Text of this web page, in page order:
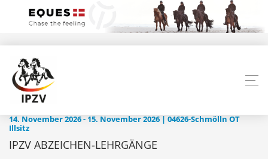
14. November 2026 - 15. November 2026 | 04626-Schmölln OT
Illsitz
IPZV ABZEICHEN-LEHRGÄNGE